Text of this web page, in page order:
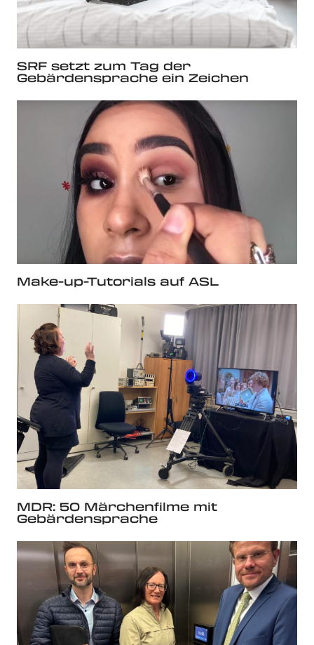
SRF setzt zum Tag der
Gebärdensprache ein Zeichen
Make-up-Tutorials auf ASL
MDR: 50 Märchenfilme mit
Gebärdensprache